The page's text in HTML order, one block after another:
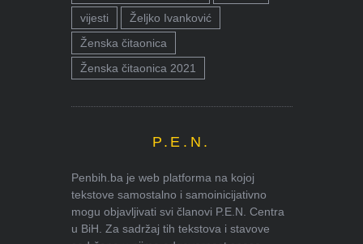
vijesti
Željko Ivanković
Ženska čitaonica
Ženska čitaonica 2021
P.E.N.
Penbih.ba je web platforma na kojoj
tekstove samostalno i samoinicijativno
mogu objavljivati svi članovi P.E.N. Centra
u BiH. Za sadržaj tih tekstova i stavove